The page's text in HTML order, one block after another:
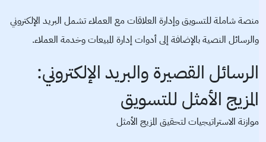
منصة شاملة للتسويق وإدارة العلاقات مع العملاء تشمل البريد الإلكتروني
والرسائل النصية بالإضافة إلى أدوات إدارة المبيعات وخدمة العملاء.
الرسائل القصيرة والبريد الإلكتروني:
المزيج الأمثل للتسويق
موازنة الاستراتيجيات لتحقيق المزيج الأمثل